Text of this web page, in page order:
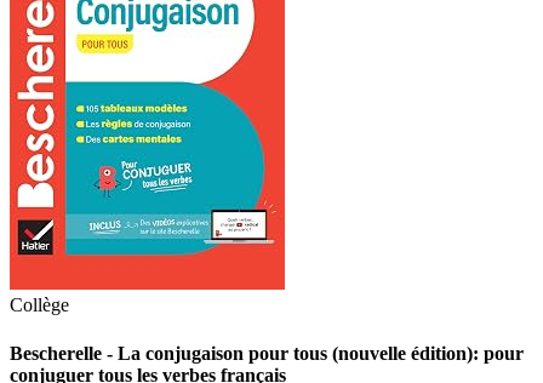
Collège
Bescherelle - La conjugaison pour tous (nouvelle édition): pour
conjuguer tous les verbes français